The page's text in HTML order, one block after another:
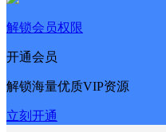
解锁会员权限
开通会员
解锁海量优质VIP资源
立刻开通